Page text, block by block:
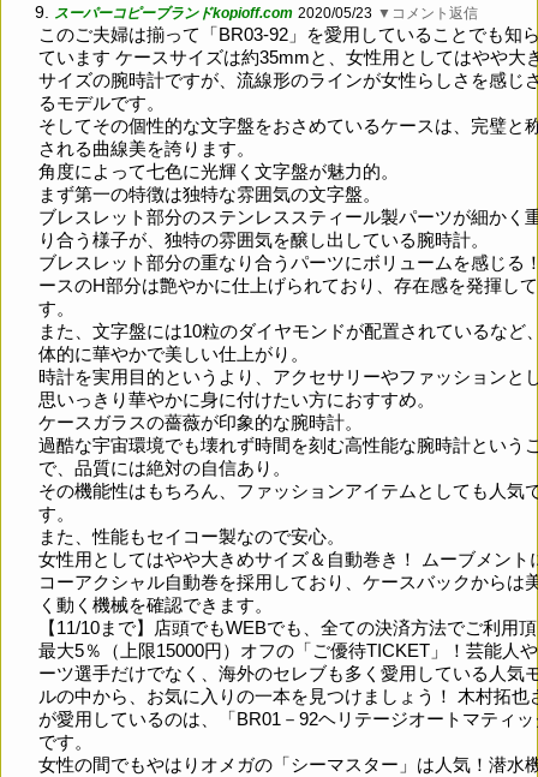
9. スーパーコピーブランドkopioff.com 2020/05/23 ▼コメント返信
このご夫婦は揃って「BR03-92」を愛用していることでも知
ています ケースサイズは約35mmと、女性用としてはやや大
サイズの腕時計ですが、流線形のラインが女性らしさを感じ
るモデルです。
そしてその個性的な文字盤をおさめているケースは、完璧と
される曲線美を誇ります。
角度によって七色に光輝く文字盤が魅力的。
まず第一の特徴は独特な雰囲気の文字盤。
ブレスレット部分のステンレススティール製パーツが細かく
り合う様子が、独特の雰囲気を醸し出している腕時計。
ブレスレット部分の重なり合うパーツにボリュームを感じる
ースのH部分は艶やかに仕上げられており、存在感を発揮し
す。
また、文字盤には10粒のダイヤモンドが配置されているなど
体的に華やかで美しい仕上がり。
時計を実用目的というより、アクセサリーやファッションと
思いっきり華やかに身に付けたい方におすすめ。
ケースガラスの薔薇が印象的な腕時計。
過酷な宇宙環境でも壊れず時間を刻む高性能な腕時計という
で、品質には絶対の自信あり。
その機能性はもちろん、ファッションアイテムとしても人気
す。
また、性能もセイコー製なので安心。
女性用としてはやや大きめサイズ＆自動巻き！ ムーブメント
コーアクシャル自動巻を採用しており、ケースバックからは
く動く機械を確認できます。
【11/10まで】店頭でもWEBでも、全ての決済方法でご利用
最大5％（上限15000円）オフの「ご優待TICKET」！芸能人
ーツ選手だけでなく、海外のセレブも多く愛用している人気
ルの中から、お気に入りの一本を見つけましょう！ 木村拓也
が愛用しているのは、「BR01－92ヘリテージオートマティ
です。
女性の間でもやはりオメガの「シーマスター」は人気！潜水